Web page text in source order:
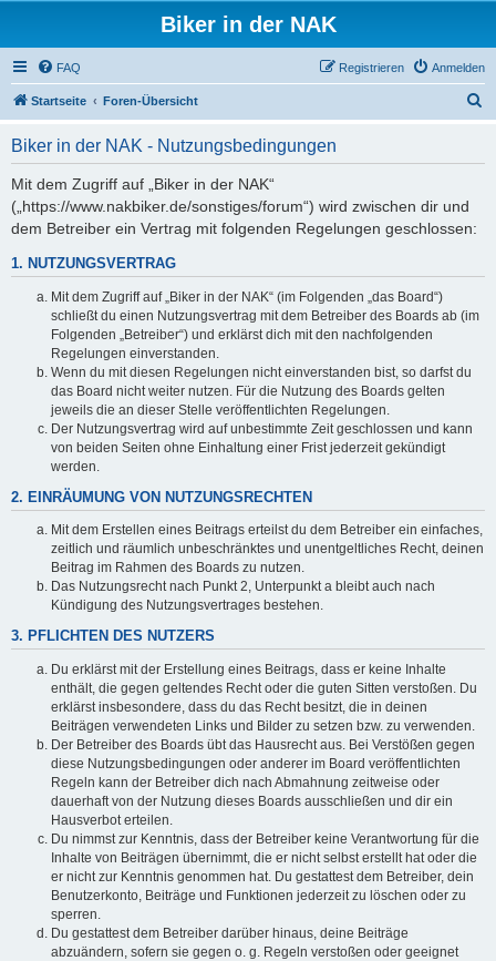
Biker in der NAK
FAQ Anmelden
Registrieren
Startseite Foren-Übersicht
Biker in der NAK - Nutzungsbedingungen
Mit dem Zugriff auf „Biker in der NAK“
(„https://www.nakbiker.de/sonstiges/forum“) wird zwischen dir und
dem Betreiber ein Vertrag mit folgenden Regelungen geschlossen:
1. NUTZUNGSVERTRAG
Mit dem Zugriff auf „Biker in der NAK“ (im Folgenden „das Board“)
schließt du einen Nutzungsvertrag mit dem Betreiber des Boards ab (im
Folgenden „Betreiber“) und erklärst dich mit den nachfolgenden
Regelungen einverstanden.
Wenn du mit diesen Regelungen nicht einverstanden bist, so darfst du
das Board nicht weiter nutzen. Für die Nutzung des Boards gelten
jeweils die an dieser Stelle veröffentlichten Regelungen.
Der Nutzungsvertrag wird auf unbestimmte Zeit geschlossen und kann
von beiden Seiten ohne Einhaltung einer Frist jederzeit gekündigt
werden.
2. EINRÄUMUNG VON NUTZUNGSRECHTEN
Mit dem Erstellen eines Beitrags erteilst du dem Betreiber ein einfaches,
zeitlich und räumlich unbeschränktes und unentgeltliches Recht, deinen
Beitrag im Rahmen des Boards zu nutzen.
Das Nutzungsrecht nach Punkt 2, Unterpunkt a bleibt auch nach
Kündigung des Nutzungsvertrages bestehen.
3. PFLICHTEN DES NUTZERS
Du erklärst mit der Erstellung eines Beitrags, dass er keine Inhalte
enthält, die gegen geltendes Recht oder die guten Sitten verstoßen. Du
erklärst insbesondere, dass du das Recht besitzt, die in deinen
Beiträgen verwendeten Links und Bilder zu setzen bzw. zu verwenden.
Der Betreiber des Boards übt das Hausrecht aus. Bei Verstößen gegen
diese Nutzungsbedingungen oder anderer im Board veröffentlichten
Regeln kann der Betreiber dich nach Abmahnung zeitweise oder
dauerhaft von der Nutzung dieses Boards ausschließen und dir ein
Hausverbot erteilen.
Du nimmst zur Kenntnis, dass der Betreiber keine Verantwortung für die
Inhalte von Beiträgen übernimmt, die er nicht selbst erstellt hat oder die
er nicht zur Kenntnis genommen hat. Du gestattest dem Betreiber, dein
Benutzerkonto, Beiträge und Funktionen jederzeit zu löschen oder zu
sperren.
Du gestattest dem Betreiber darüber hinaus, deine Beiträge
abzuändern, sofern sie gegen o. g. Regeln verstoßen oder geeignet